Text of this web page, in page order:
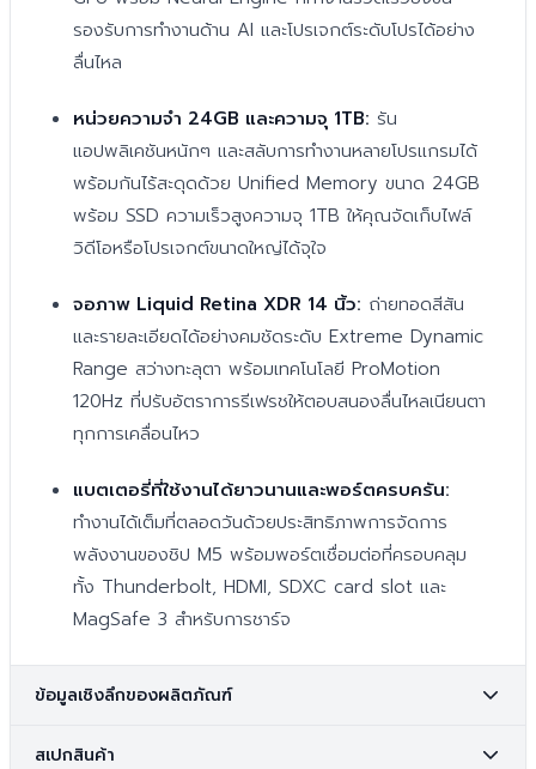
รองรับการทำงานด้าน AI และโปรเจกต์ระดับโปรได้อย่าง
ลื่นไหล
หน่วยความจำ 24GB และความจุ 1TB: รัน
แอปพลิเคชันหนักๆ และสลับการทำงานหลายโปรแกรมได้
พร้อมกันไร้สะดุดด้วย Unified Memory ขนาด 24GB
พร้อม SSD ความเร็วสูงความจุ 1TB ให้คุณจัดเก็บไฟล์
วิดีโอหรือโปรเจกต์ขนาดใหญ่ได้จุใจ
จอภาพ Liquid Retina XDR 14 นิ้ว: ถ่ายทอดสีสัน
และรายละเอียดได้อย่างคมชัดระดับ Extreme Dynamic
Range สว่างทะลุตา พร้อมเทคโนโลยี ProMotion
120Hz ที่ปรับอัตราการรีเฟรชให้ตอบสนองลื่นไหลเนียนตา
ทุกการเคลื่อนไหว
แบตเตอรี่ที่ใช้งานได้ยาวนานและพอร์ตครบครัน:
ทำงานได้เต็มที่ตลอดวันด้วยประสิทธิภาพการจัดการ
พลังงานของชิป M5 พร้อมพอร์ตเชื่อมต่อที่ครอบคลุม
ทั้ง Thunderbolt, HDMI, SDXC card slot และ
MagSafe 3 สำหรับการชาร์จ
ข้อมูลเชิงลึกของผลิตภัณฑ์
สเปกสินค้า